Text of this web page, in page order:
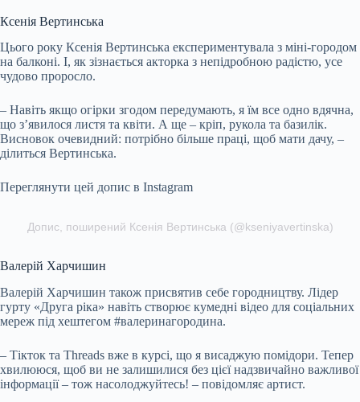
Ксенія Вертинська
Цього року Ксенія Вертинська експериментувала з міні-городом
на балконі. І, як зізнається акторка з непідробною радістю, усе
чудово проросло.
– Навіть якщо огірки згодом передумають, я їм все одно вдячна,
що з’явилося листя та квіти. А ще – кріп, рукола та базилік.
Висновок очевидний: потрібно більше праці, щоб мати дачу, –
ділиться Вертинська.
Переглянути цей допис в Instagram
Допис, поширений Ксенія Вертинська (@kseniyavertinska)
Валерій Харчишин
Валерій Харчишин також присвятив себе городництву. Лідер
гурту «Друга ріка» навіть створює кумедні відео для соціальних
мереж під хештегом #валеринагородина.
– Tікток та Threads вже в курсі, що я висаджую помідори. Тепер
хвилююся, щоб ви не залишилися без цієї надзвичайно важливої
інформації – тож насолоджуйтесь! – повідомляє артист.